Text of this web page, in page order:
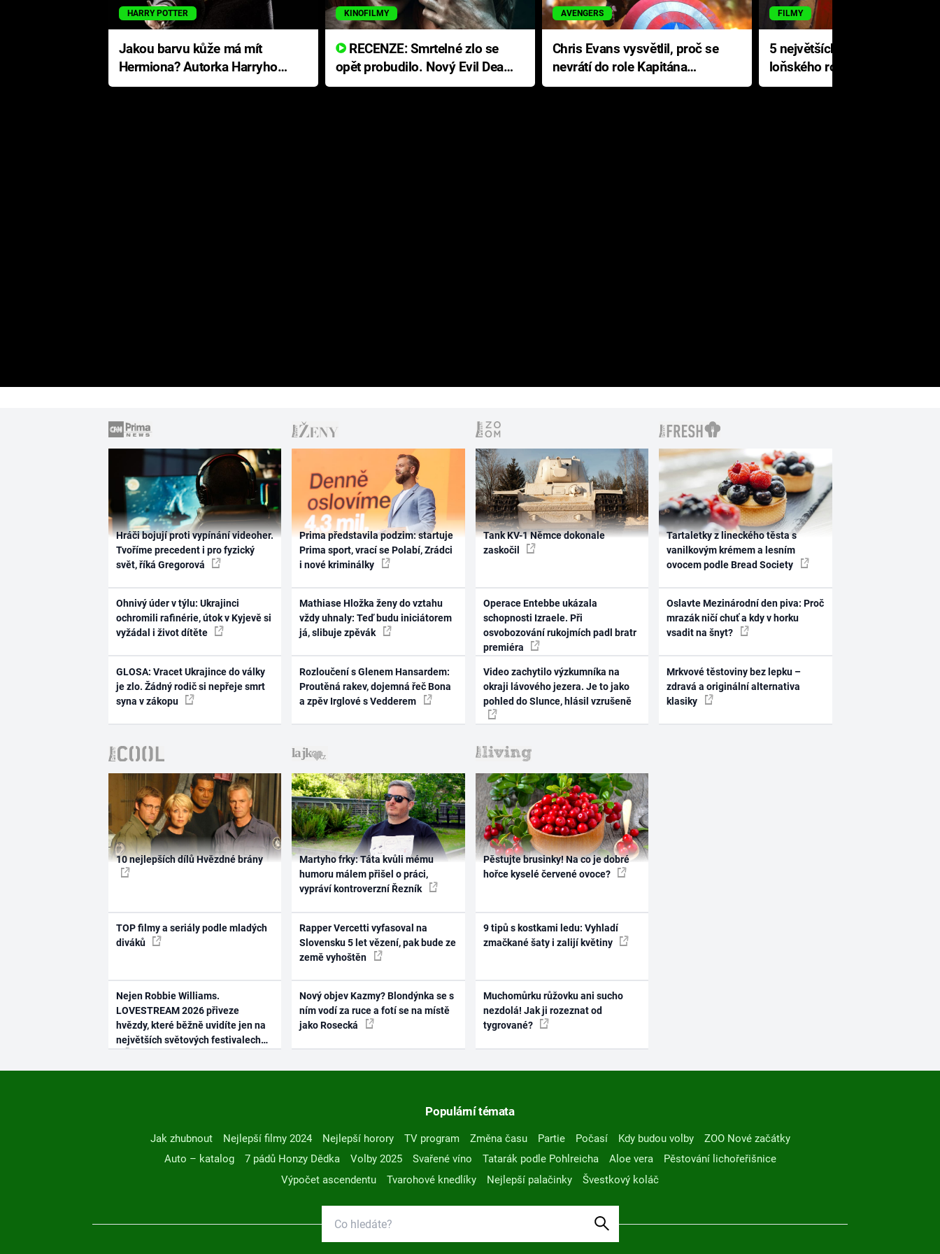
HARRY POTTER
Jakou barvu kůže má mít
Hermiona? Autorka Harryho
Pottera přišla s ráznou
KINOFILMY
RECENZE: Smrtelné zlo se
opět probudilo. Nový Evil Dead
přichází s neodolatelnou
AVENGERS
Chris Evans vysvětlil, proč se
nevrátí do role Kapitána
Ameriky
FILMY
5 největších propadáků
loňského roku: Disney na
jediné katastrofě prodělal 200
Hráči bojují proti vypínání videoher.
Tvoříme precedent i pro fyzický
svět, říká Gregorová
Ohnivý úder v týlu: Ukrajinci
ochromili rafinérie, útok v Kyjevě si
vyžádal i život dítěte
GLOSA: Vracet Ukrajince do války
je zlo. Žádný rodič si nepřeje smrt
syna v zákopu
Prima představila podzim: startuje
Prima sport, vrací se Polabí, Zrádci
i nové kriminálky
Mathiase Hložka ženy do vztahu
vždy uhnaly: Teď budu iniciátorem
já, slibuje zpěvák
Rozloučení s Glenem Hansardem:
Proutěná rakev, dojemná řeč Bona
a zpěv Irglové s Vedderem
Tank KV-1 Němce dokonale
zaskočil
Operace Entebbe ukázala
schopnosti Izraele. Při
osvobozování rukojmích padl bratr
premiéra
Video zachytilo výzkumníka na
okraji lávového jezera. Je to jako
pohled do Slunce, hlásil vzrušeně
Tartaletky z lineckého těsta s
vanilkovým krémem a lesním
ovocem podle Bread Society
Oslavte Mezinárodní den piva: Proč
mrazák ničí chuť a kdy v horku
vsadit na šnyt?
Mrkvové těstoviny bez lepku –
zdravá a originální alternativa
klasiky
10 nejlepších dílů Hvězdné brány
TOP filmy a seriály podle mladých
diváků
Nejen Robbie Williams.
LOVESTREAM 2026 přiveze
hvězdy, které běžně uvidíte jen na
největších světových festivalech
Martyho frky: Táta kvůli mému
humoru málem přišel o práci,
vypráví kontroverzní Řezník
Rapper Vercetti vyfasoval na
Slovensku 5 let vězení, pak bude ze
země vyhoštěn
Nový objev Kazmy? Blondýnka se s
ním vodí za ruce a fotí se na místě
jako Rosecká
Pěstujte brusinky! Na co je dobré
hořce kyselé červené ovoce?
9 tipů s kostkami ledu: Vyhladí
zmačkané šaty i zalijí květiny
Muchomůrku růžovku ani sucho
nezdolá! Jak ji rozeznat od
tygrované?
Populární témata
Jak zhubnout Nejlepší filmy 2024 Nejlepší horory TV program Změna času Partie Počasí Kdy budou volby
ZOO Nové začátky
Auto – katalog
7 pádů Honzy Dědka Volby 2025 Svařené víno Tatarák podle Pohlreicha Aloe vera
Pěstování lichořeřišnice
Výpočet ascendentu
Tvarohové knedlíky Nejlepší palačinky Švestkový koláč